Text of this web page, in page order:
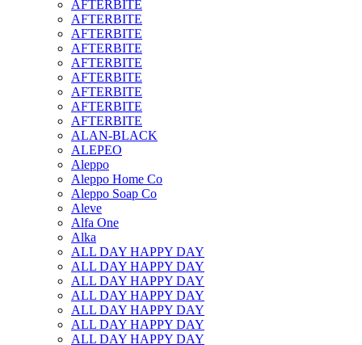
AFTERBITE
AFTERBITE
AFTERBITE
AFTERBITE
AFTERBITE
AFTERBITE
AFTERBITE
AFTERBITE
AFTERBITE
ALAN-BLACK
ALEPEO
Aleppo
Aleppo Home Co
Aleppo Soap Co
Aleve
Alfa One
Alka
ALL DAY HAPPY DAY
ALL DAY HAPPY DAY
ALL DAY HAPPY DAY
ALL DAY HAPPY DAY
ALL DAY HAPPY DAY
ALL DAY HAPPY DAY
ALL DAY HAPPY DAY